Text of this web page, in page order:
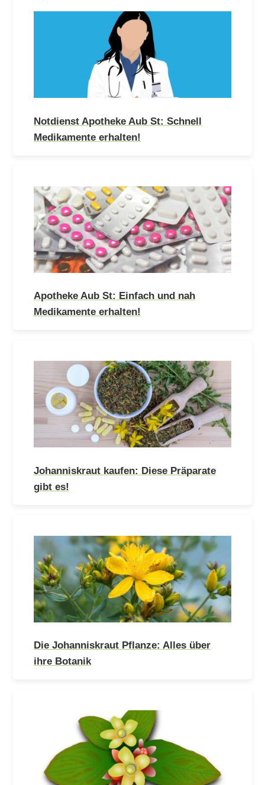
Notdienst Apotheke Aub St: Schnell
Medikamente erhalten!
Apotheke Aub St: Einfach und nah
Medikamente erhalten!
Johanniskraut kaufen: Diese Präparate
gibt es!
Die Johanniskraut Pflanze: Alles über
ihre Botanik